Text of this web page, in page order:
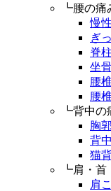
┗腰の痛
慢
ぎ
脊
坐
腰
腰
┗背中の
胸
背
猫
┗肩・首
肩